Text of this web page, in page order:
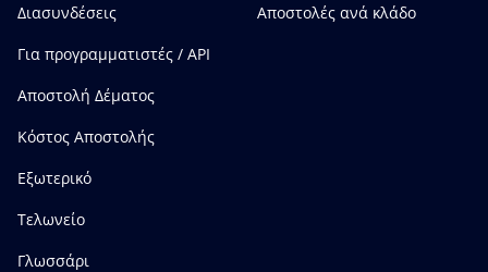
Διασυνδέσεις
Για προγραμματιστές / API
Αποστολή Δέματος
Κόστος Αποστολής
Εξωτερικό
Τελωνείο
Γλωσσάρι
Αποστολές ανά κλάδο